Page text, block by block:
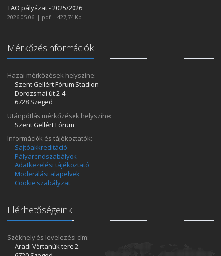
TAO pályázat - 2025/2026
2026.05.06. | pdf | 427,74 Kb
Mérkőzésinformációk
Hazai mérkőzések helyszíne:
Szent Gellért Fórum Stadion
Dorozsmai út 2-4
6728 Szeged
Utánpótlás mérkőzések helyszíne:
Szent Gellért Fórum
Információk és tájékoztatók:
Sajtóakkreditáció
Pályarendszabályok
Adatkezelési tájékoztató
Moderálási alapelvek
Cookie szabályzat
Elérhetőségeink
Székhely és levelezési cím:
Aradi Vértanúk tere 2.